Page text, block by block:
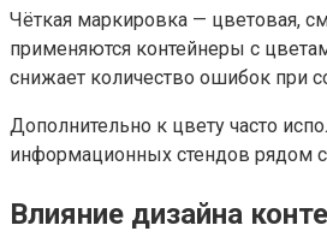
Чёткая маркировка — цветовая,
применяются контейнеры с
снижает количество ошибок при
Дополнительно к цвету часто
информационных стендов рядом
Влияние дизайна